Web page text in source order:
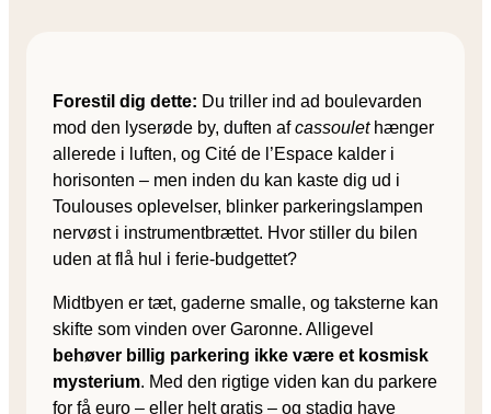
Forestil dig dette: Du triller ind ad boulevarden
mod den lyserøde by, duften afcassoulethænger
allerede i luften, og Cité de l’Espace kalder i
horisonten – men inden du kan kaste dig ud i
Toulouses oplevelser, blinker parkeringslampen
nervøst i instrumentbrættet. Hvor stiller du bilen
uden at flå hul i ferie-budgettet?
Midtbyen er tæt, gaderne smalle, og taksterne kan
skifte som vinden over Garonne. Alligevel
behøver billig parkering ikke være et kosmisk
mysterium. Med den rigtige viden kan du parkere
for få euro – eller helt gratis – og stadig have